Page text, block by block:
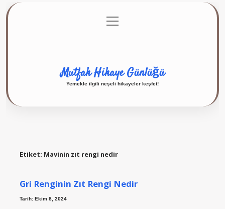
Gizlilik Politikası
menüyü
aç
Mutfak Hikaye Günlüğü
Yemekle ilgili neşeli hikayeler keşfet!
Etiket: Mavinin zıt rengi nedir
Gri Renginin Zıt Rengi Nedir
Tarih: Ekim 8, 2024